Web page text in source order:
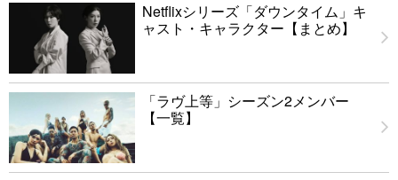
Netflixシリーズ「ダウンタイム」キ
ャスト・キャラクター【まとめ】
「ラヴ上等」シーズン2メンバー
【一覧】